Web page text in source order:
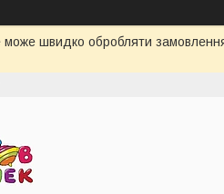
може швидко обробляти